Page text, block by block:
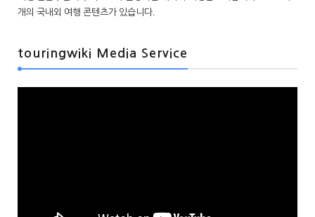
개의 국내외 여행 콘텐츠가 있습니다.
touringwiki Media Service